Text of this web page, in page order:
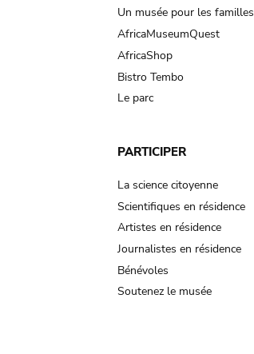
Un musée pour les familles
AfricaMuseumQuest
AfricaShop
Bistro Tembo
Le parc
PARTICIPER
La science citoyenne
Scientifiques en résidence
Artistes en résidence
Journalistes en résidence
Bénévoles
Soutenez le musée